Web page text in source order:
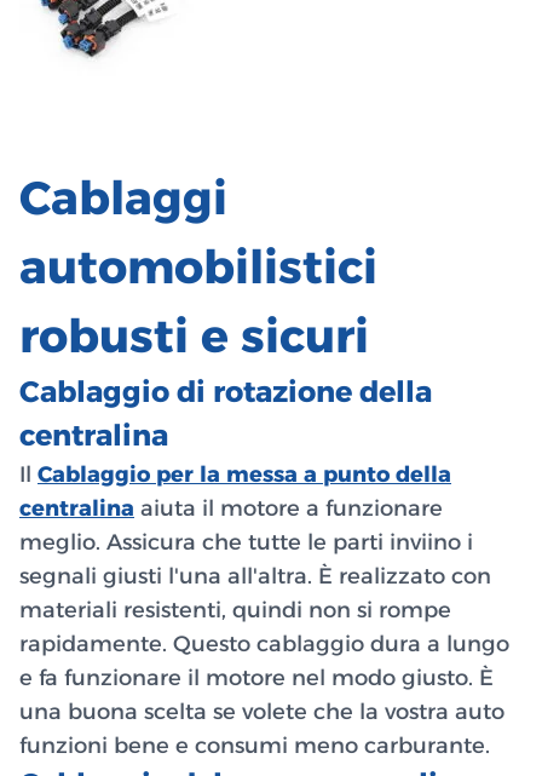
Cablaggi
automobilistici
robusti e sicuri
Cablaggio di rotazione della
centralina
Il Cablaggio per la messa a punto della
centralina aiuta il motore a funzionare
meglio. Assicura che tutte le parti inviino i
segnali giusti l'una all'altra. È realizzato con
materiali resistenti, quindi non si rompe
rapidamente. Questo cablaggio dura a lungo
e fa funzionare il motore nel modo giusto. È
una buona scelta se volete che la vostra auto
funzioni bene e consumi meno carburante.